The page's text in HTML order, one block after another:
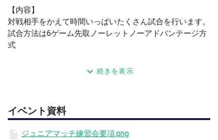
【内容】
対戦相手をかえて時間いっぱいたくさん試合を行います。
試合方法は6ゲーム先取ノーレットノーアドバンテージ方
式
※参加状況によりカテゴリ別の選手と試合を行う場合もご
ざいます。
続きを表示
イベント資料
ジュニアマッチ練習会要項.png